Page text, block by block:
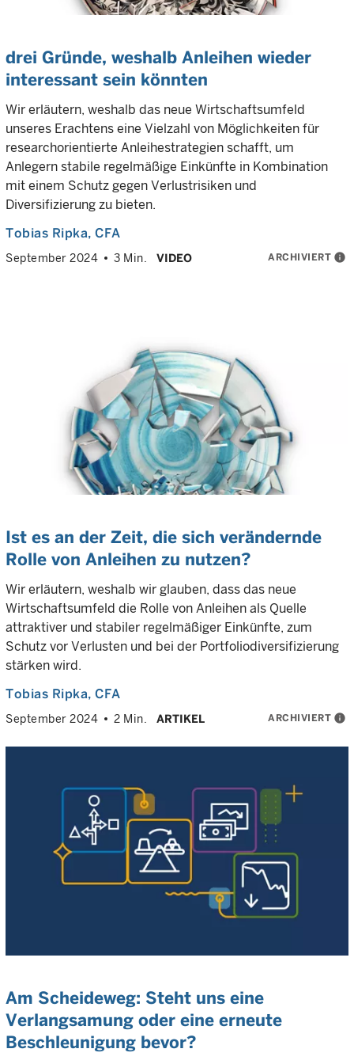
drei Gründe, weshalb Anleihen wieder
interessant sein könnten
Wir erläutern, weshalb das neue Wirtschaftsumfeld
unseres Erachtens eine Vielzahl von Möglichkeiten für
researchorientierte Anleihestrategien schafft, um
Anlegern stabile regelmäßige Einkünfte in Kombination
mit einem Schutz gegen Verlustrisiken und
Diversifizierung zu bieten.
Tobias Ripka, CFA
September 2024 3 Min. VIDEO ARCHIVIERT info
Ist es an der Zeit, die sich verändernde
Rolle von Anleihen zu nutzen?
Wir erläutern, weshalb wir glauben, dass das neue
Wirtschaftsumfeld die Rolle von Anleihen als Quelle
attraktiver und stabiler regelmäßiger Einkünfte, zum
Schutz vor Verlusten und bei der Portfoliodiversifizierung
stärken wird.
Tobias Ripka, CFA
September 2024 2 Min. ARTIKEL ARCHIVIERT info
Am Scheideweg: Steht uns eine
Verlangsamung oder eine erneute
Beschleunigung bevor?